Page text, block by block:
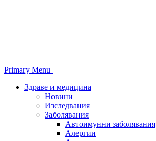
Primary Menu
Здраве и медицина
Новини
Изследвания
Заболявания
Автоимунни заболявания
Алергии